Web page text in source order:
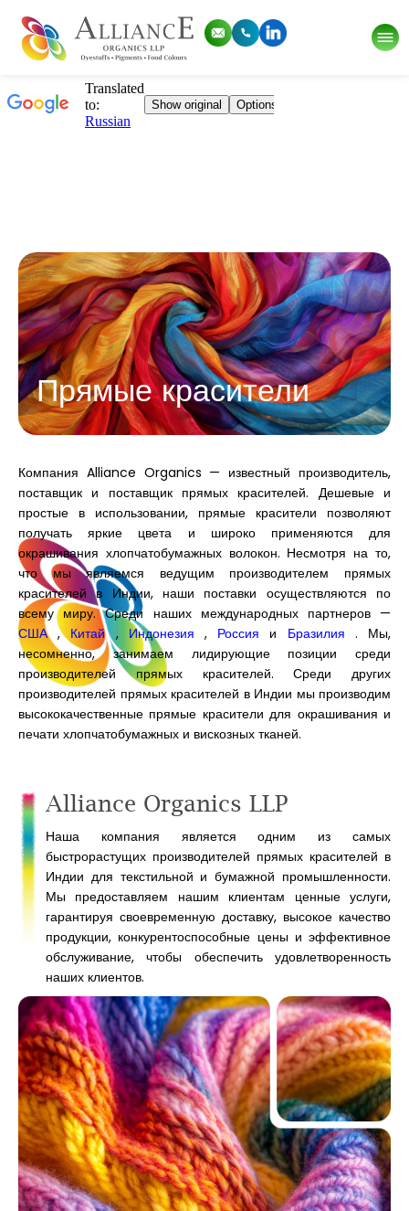
Прямые красители
Компания Alliance Organics — известный производитель,
поставщик и поставщик прямых красителей. Дешевые и
простые в использовании, прямые красители позволяют
получать яркие цвета и широко применяются для
окрашивания хлопчатобумажных волокон. Несмотря на то,
что мы являемся ведущим производителем прямых
красителей в Индии, наши поставки осуществляются по
всему миру. Среди наших международных партнеров —
США, Китай, Индонезия , Россия и Бразилия . Мы,
несомненно, занимаем лидирующие позиции среди
производителей прямых красителей. Среди других
производителей прямых красителей в Индии мы производим
высококачественные прямые красители для окрашивания и
печати хлопчатобумажных и вискозных тканей.
Alliance Organics LLP
Наша компания является одним из самых
быстрорастущих производителей прямых красителей в
Индии для текстильной и бумажной промышленности.
Мы предоставляем нашим клиентам ценные услуги,
гарантируя своевременную доставку, высокое качество
продукции, конкурентоспособные цены и эффективное
обслуживание, чтобы обеспечить удовлетворенность
наших клиентов.